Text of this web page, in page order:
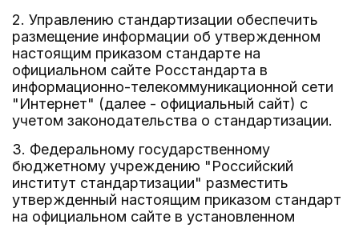
2. Управлению стандартизации обеспечить
размещение информации об утвержденном
настоящим приказом стандарте на
официальном сайте Росстандарта в
информационно-телекоммуникационной сети
"Интернет" (далее - официальный сайт) с
учетом законодательства о стандартизации.
3. Федеральному государственному
бюджетному учреждению "Российский
институт стандартизации" разместить
утвержденный настоящим приказом стандарт
на официальном сайте в установленном